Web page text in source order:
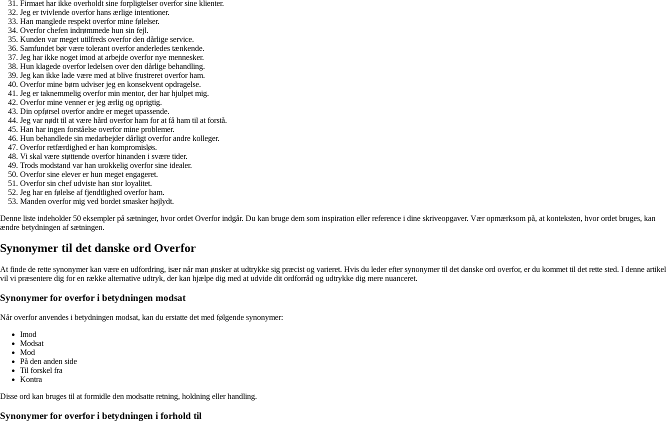
Firmaet har ikke overholdt sine forpligtelser overfor sine klienter.
Jeg er tvivlende overfor hans ærlige intentioner.
Han manglede respekt overfor mine følelser.
Overfor chefen indrømmede hun sin fejl.
Kunden var meget utilfreds overfor den dårlige service.
Samfundet bør være tolerant overfor anderledes tænkende.
Jeg har ikke noget imod at arbejde overfor nye mennesker.
Hun klagede overfor ledelsen over den dårlige behandling.
Jeg kan ikke lade være med at blive frustreret overfor ham.
Overfor mine børn udviser jeg en konsekvent opdragelse.
Jeg er taknemmelig overfor min mentor, der har hjulpet mig.
Overfor mine venner er jeg ærlig og oprigtig.
Din opførsel overfor andre er meget upassende.
Jeg var nødt til at være hård overfor ham for at få ham til at forstå.
Han har ingen forståelse overfor mine problemer.
Hun behandlede sin medarbejder dårligt overfor andre kolleger.
Overfor retfærdighed er han kompromisløs.
Vi skal være støttende overfor hinanden i svære tider.
Trods modstand var han urokkelig overfor sine idealer.
Overfor sine elever er hun meget engageret.
Overfor sin chef udviste han stor loyalitet.
Jeg har en følelse af fjendtlighed overfor ham.
Manden overfor mig ved bordet smasker højlydt.
Denne liste indeholder 50 eksempler på sætninger, hvor ordet Overfor indgår. Du kan bruge dem som inspiration eller reference i dine skriveopgaver. Vær opmærksom på, at konteksten, hvor ordet bruges, kan
ændre betydningen af sætningen.
Synonymer til det danske ord Overfor
At finde de rette synonymer kan være en udfordring, især når man ønsker at udtrykke sig præcist og varieret. Hvis du leder efter synonymer til det danske ord overfor, er du kommet til det rette sted. I denne artikel
vil vi præsentere dig for en række alternative udtryk, der kan hjælpe dig med at udvide dit ordforråd og udtrykke dig mere nuanceret.
Synonymer for overfor i betydningen modsat
Når overfor anvendes i betydningen modsat, kan du erstatte det med følgende synonymer:
Imod
Modsat
Mod
På den anden side
Til forskel fra
Kontra
Disse ord kan bruges til at formidle den modsatte retning, holdning eller handling.
Synonymer for overfor i betydningen i forhold til